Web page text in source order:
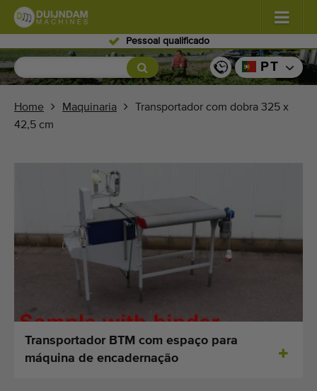
Pessoal qualificado
Flores e plantas (587)
Vegetais de estufa
Transportadores (441)
Venda a sua máquina!
Pesquisa por tipo
Últimas máquinas visualizadas
Alerta de Máquinas
PT
Home Maquinaria
Transportador com dobra 325 x
42,5 cm
Transportador BTM com espaço para
máquina de encadernação